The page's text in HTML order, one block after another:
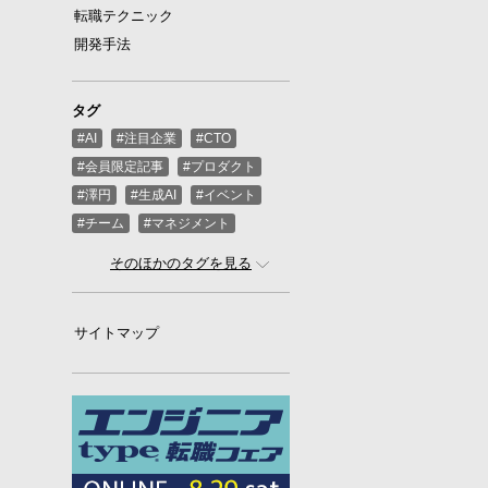
転職テクニック
開発手法
タグ
#AI #注目企業
#CTO
#会員限定記事
#プロダクト
#澤円
#生成AI
#イベント
#チーム
#マネジメント
#ゲーム
#ひろゆき
#メルカリ
#LayerX
#ロボット
#インフラ
#PMO
#セキュリティー
#プログラマー
#PdM
そのほかのタグを見る
サイトマップ